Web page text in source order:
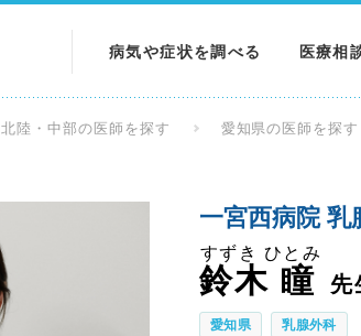
病気や症状を調べる 医療相
北陸・中部の医師を探す 愛知県の医師を探す
一宮西病院 乳
鈴木 瞳
すずき ひとみ
先
愛知県 乳腺外科